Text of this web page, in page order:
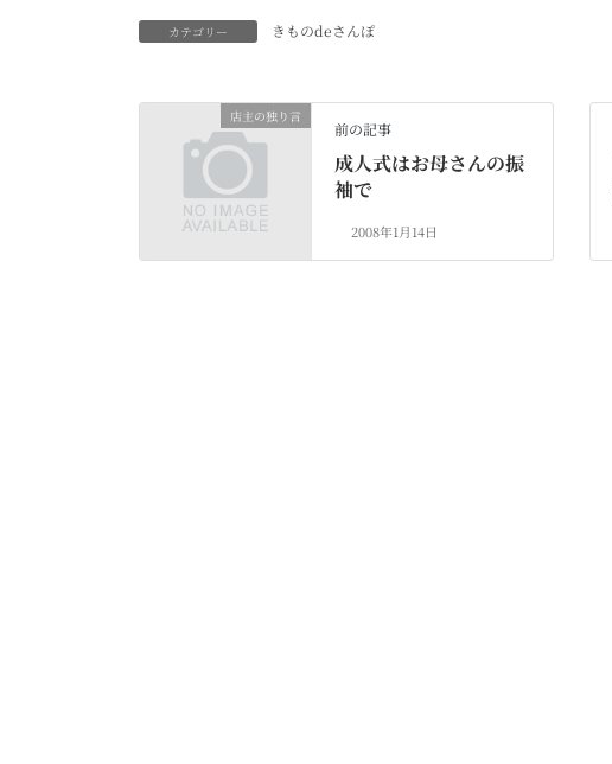
カテゴリー きものdeさんぽ
店主の独り言
前の記事
成人式はお母さんの振
袖で
2008年1月14日